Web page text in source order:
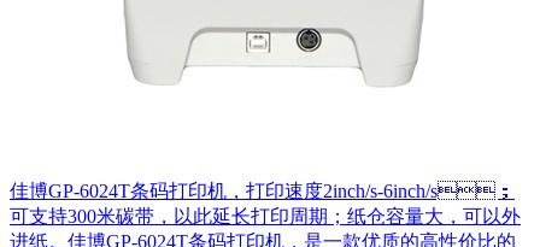
佳博GP-6024T条码打印机，打印速度2inch/s-6inch/s；
可支持300米碳带，以此延长打印周期；纸仓容量大，可以外
进纸。佳博GP-6024T条码打印机，是一款优质的高性价比的